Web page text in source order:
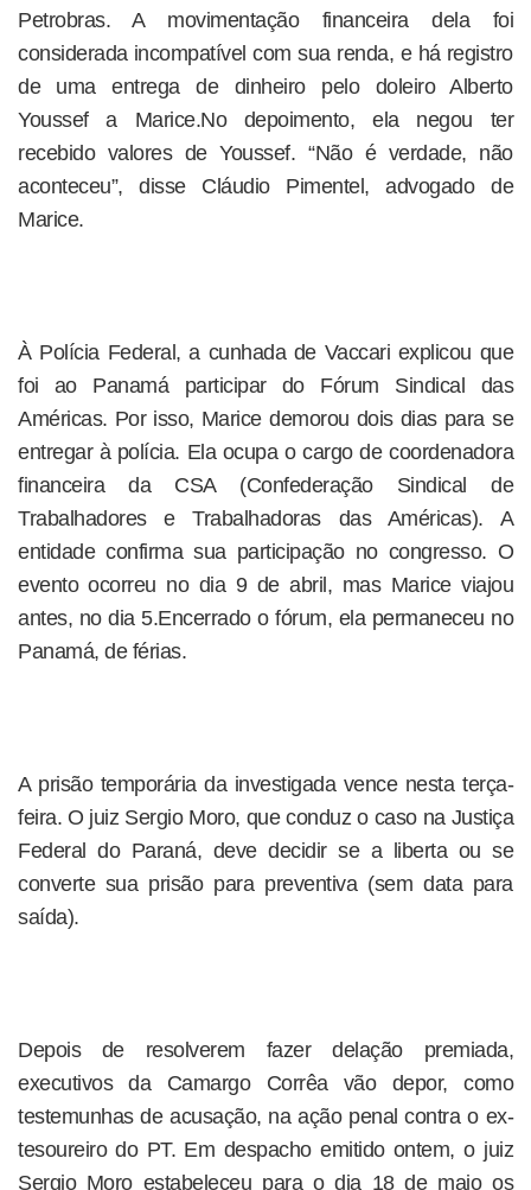
Petrobras. A movimentação financeira dela foi
considerada incompatível com sua renda, e há registro
de uma entrega de dinheiro pelo doleiro Alberto
Youssef a Marice.No depoimento, ela negou ter
recebido valores de Youssef. “Não é verdade, não
aconteceu”, disse Cláudio Pimentel, advogado de
Marice.
À Polícia Federal, a cunhada de Vaccari explicou que
foi ao Panamá participar do Fórum Sindical das
Américas. Por isso, Marice demorou dois dias para se
entregar à polícia. Ela ocupa o cargo de coordenadora
financeira da CSA (Confederação Sindical de
Trabalhadores e Trabalhadoras das Américas). A
entidade confirma sua participação no congresso. O
evento ocorreu no dia 9 de abril, mas Marice viajou
antes, no dia 5.Encerrado o fórum, ela permaneceu no
Panamá, de férias.
A prisão temporária da investigada vence nesta terça-
feira. O juiz Sergio Moro, que conduz o caso na Justiça
Federal do Paraná, deve decidir se a liberta ou se
converte sua prisão para preventiva (sem data para
saída).
Depois de resolverem fazer delação premiada,
executivos da Camargo Corrêa vão depor, como
testemunhas de acusação, na ação penal contra o ex-
tesoureiro do PT. Em despacho emitido ontem, o juiz
Sergio Moro estabeleceu para o dia 18 de maio os